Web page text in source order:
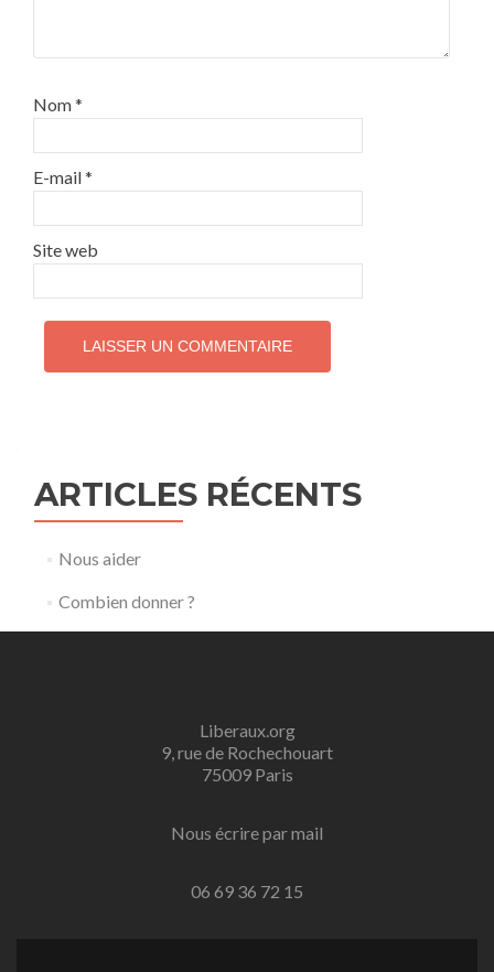
Nom*
E-mail*
Site web
ARTICLES RÉCENTS
Nous aider
Combien donner ?
Liberaux.org
9, rue de Rochechouart
75009 Paris
Nous écrire par mail
06 69 36 72 15